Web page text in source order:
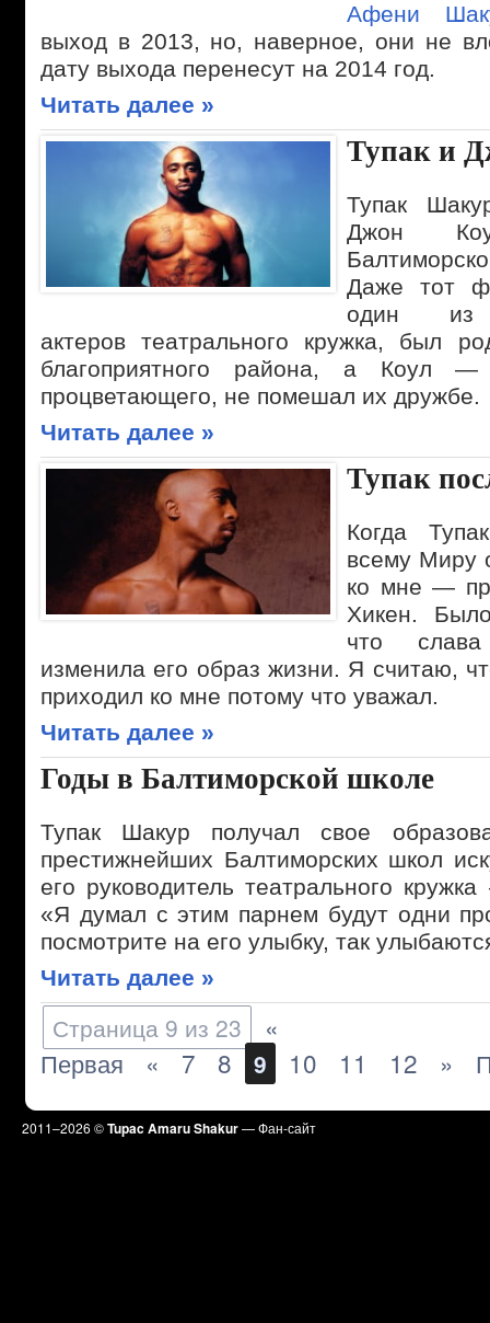
Афени
выход в 2013, но, наверное, они не
дату выхода перенесут на 2014 год.
Читать далее »
Тупак и
Тупак
Джон
Даже тот
один из
актеров театрального кружка, был
благоприятного района, а Коул
процветающего, не помешал их дружбе.
Читать далее »
Тупак
Когда
всему Миру
ко мне —
Хикен.
что
изменила его образ жизни. Я считаю,
приходил ко мне потому что уважал.
Читать далее »
Годы в Балтиморской школе
Тупак Шакур получал свое
престижнейших Балтиморских школ
его руководитель театрального
«Я думал с этим парнем будут одни
посмотрите на его улыбку, так
Читать далее »
Страница 9 из 23
«
Первая
« 7 8 9 10 11 12 »
2011–2026 ©Tupac Amaru Shakur— Фан-сайт